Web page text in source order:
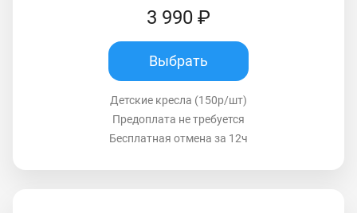
3 990 ₽
Выбрать
Детские кресла (150р/шт)
Предоплата не требуется
Бесплатная отмена за 12ч